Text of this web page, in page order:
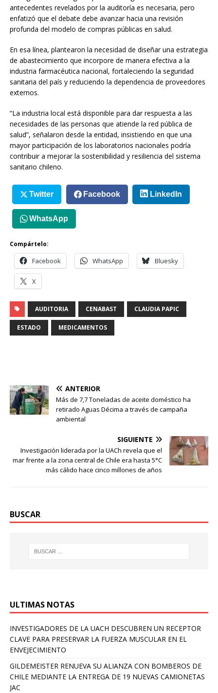
antecedentes revelados por la auditoría es necesaria, pero
enfatizó que el debate debe avanzar hacia una revisión
profunda del modelo de compras públicas en salud.
En esa línea, plantearon la necesidad de diseñar una estrategia
de abastecimiento que incorpore de manera efectiva a la
industria farmacéutica nacional, fortaleciendo la seguridad
sanitaria del país y reduciendo la dependencia de proveedores
externos.
“La industria local está disponible para dar respuesta a las
necesidades de las personas que atiende la red pública de
salud”, señalaron desde la entidad, insistiendo en que una
mayor participación de los laboratorios nacionales podría
contribuir a mejorar la sostenibilidad y resiliencia del sistema
sanitario chileno.
Twitter Facebook LinkedIn
WhatsApp
Compártelo:
Facebook WhatsApp Bluesky
X
AUDITORIA CENABAST CLAUDIA PAPIC
ESTADO MEDICAMENTOS
ANTERIOR
Más de 7,7 Toneladas de aceite doméstico ha
retirado Aguas Décima a través de campaña
ambiental
SIGUIENTE
Investigación liderada por la UACh revela que el
mar frente a la zona central de Chile era hasta 5°C
más cálido hace cinco millones de años
BUSCAR
ULTIMAS NOTAS
INVESTIGADORES DE LA UACH DESCUBREN UN RECEPTOR
CLAVE PARA PRESERVAR LA FUERZA MUSCULAR EN EL
ENVEJECIMIENTO
GILDEMEISTER RENUEVA SU ALIANZA CON BOMBEROS DE
CHILE MEDIANTE LA ENTREGA DE 19 NUEVAS CAMIONETAS
JAC